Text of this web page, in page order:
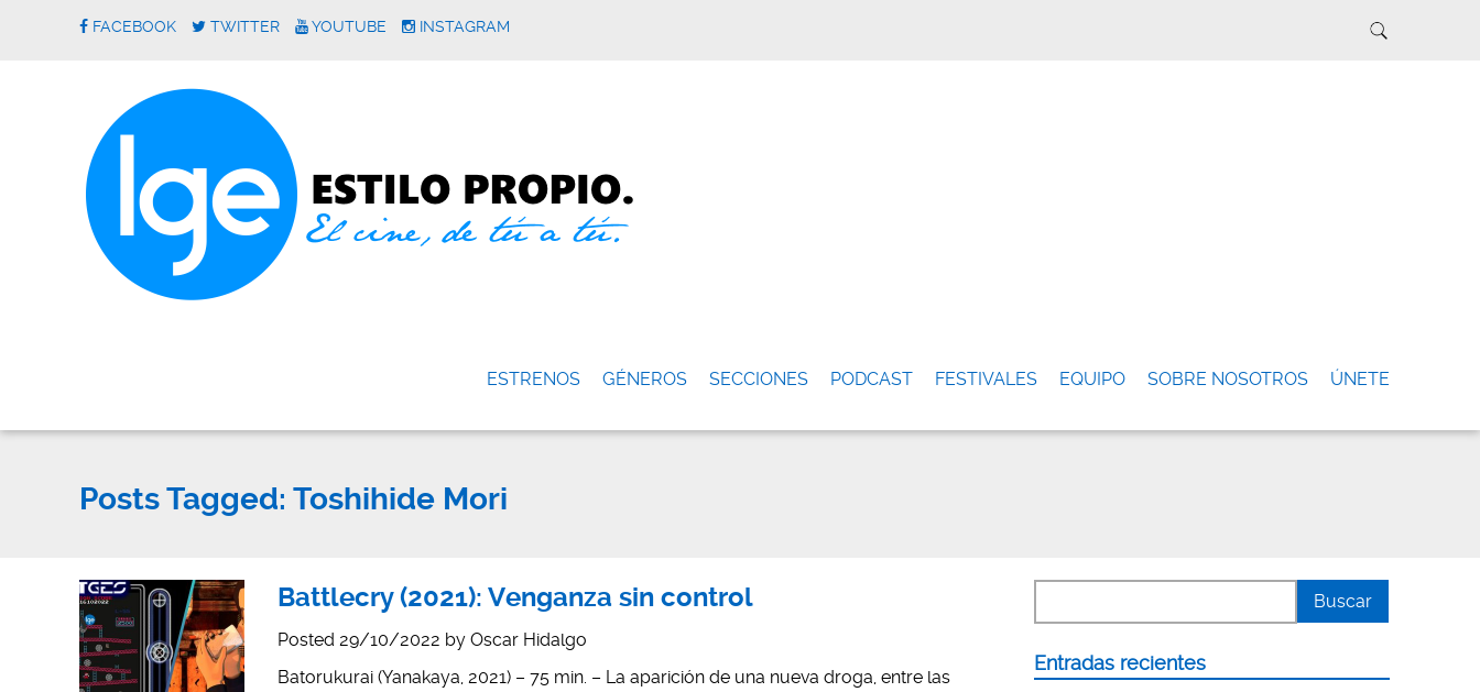
FACEBOOK TWITTER YOUTUBE INSTAGRAM
ESTRENOS GÉNEROS SECCIONES PODCAST FESTIVALES EQUIPO SOBRE NOSOTROS ÚNETE
Posts Tagged: Toshihide Mori
Battlecry (2021): Venganza sin control
Posted 29/10/2022 by Oscar Hidalgo
Batorukurai (Yanakaya, 2021) – 75 min. – La aparición de una nueva droga, entre las
Entradas recientes